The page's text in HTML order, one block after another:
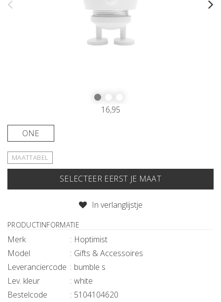
16,95
ONE
MAATTABEL
IN JE WINKELMAND
SELECTEER EERST JE MAAT
In verlanglijstje
PRODUCTINFORMATIE
Merk
Hoptimist
Model
Gifts & Accessoires
Leveranciercode
bumble s
Lev. kleur
white
Bestelcode
5104104620